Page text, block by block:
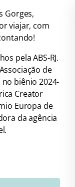
Gorges,
viajar, com
pela ABS-RJ.
de
biênio 2024-
Creator
Europa de
da agência